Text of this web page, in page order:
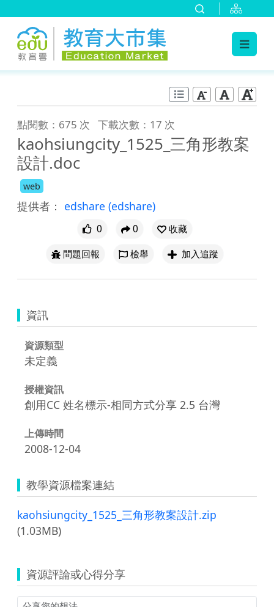
點閱數：675 次 下載次數：17 次
kaohsiungcity_1525_三角形教案
設計.doc
web
提供者： edshare (edshare)
0 0
收藏
問題回報
檢舉 加入追蹤
資訊
資源類型
未定義
授權資訊
創用CC 姓名標示-相同方式分享 2.5 台灣
上傳時間
2008-12-04
教學資源檔案連結
kaohsiungcity_1525_三角形教案設計.zip
(1.03MB)
資源評論或心得分享